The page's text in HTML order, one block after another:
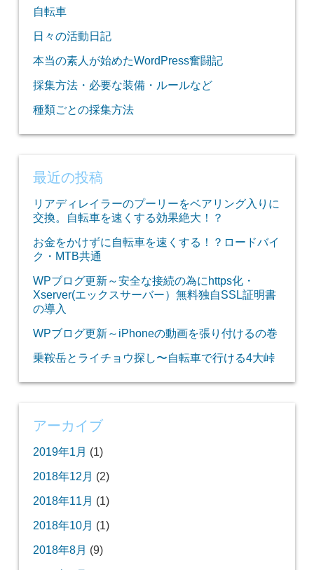
自転車
日々の活動日記
本当の素人が始めたWordPress奮闘記
採集方法・必要な装備・ルールなど
種類ごとの採集方法
最近の投稿
リアディレイラーのプーリーをベアリング入りに
交換。自転車を速くする効果絶大！？
お金をかけずに自転車を速くする！？ロードバイ
ク・MTB共通
WPブログ更新～安全な接続の為にhttps化・
Xserver(エックスサーバー）無料独自SSL証明書
の導入
WPブログ更新～iPhoneの動画を張り付けるの巻
乗鞍岳とライチョウ探し〜自転車で行ける4大峠
アーカイブ
2019年1月 (1)
2018年12月 (2)
2018年11月 (1)
2018年10月 (1)
2018年8月 (9)